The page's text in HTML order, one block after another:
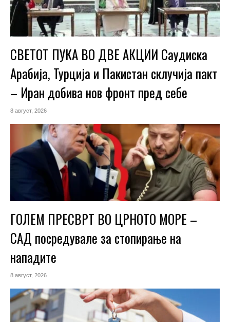
СВЕТОТ ПУКА ВО ДВЕ АКЦИИ Саудиска
Арабија, Турција и Пакистан склучија пакт
– Иран добива нов фронт пред себе
8 август, 2026
ГОЛЕМ ПРЕСВРТ ВО ЦРНОТО МОРЕ –
САД посредувале за стопирање на
нападите
8 август, 2026